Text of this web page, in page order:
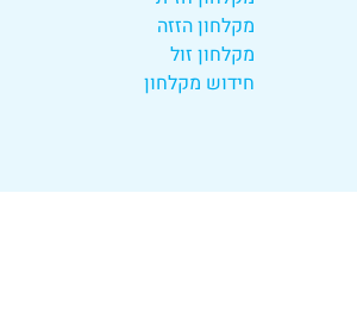
מקלחון הזזה
מקלחון זול
חידוש מקלחון